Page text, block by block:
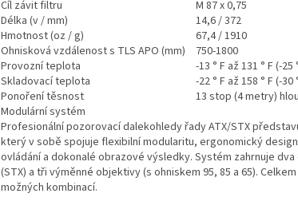
Cíl závit filtru
M 87 x 0,75
Délka (v / mm)
14,6 / 372
Hmotnost (oz / g)
67,4 / 1910
Ohnisková vzdálenost s TLS APO (mm)
750-1800
Provozní teplota
-13 ° F až 131 ° F (-25
Skladovací teplota
-22 ° F až 158 ° F (-30
Ponoření těsnost
13 stop (4 metry)
Modulární systém
Profesionální pozorovací dalekohledy řady ATX/STX
který v sobě spojuje flexibilní modularitu, ergonomický
ovládání a dokonalé obrazové výsledky. Systém zahrnuje dva
(STX) a tři výměnné objektivy (s ohniskem 95, 85 a 65).
možných kombinací.